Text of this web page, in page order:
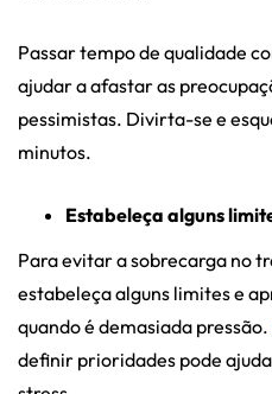
Passar tempo de qualidade
ajudar a afastar as
pessimistas. Divirta-se e
minutos.
Estabeleça alguns
Para evitar a sobrecarga no
estabeleça alguns limites e
quando é demasiada pressão.
definir prioridades pode